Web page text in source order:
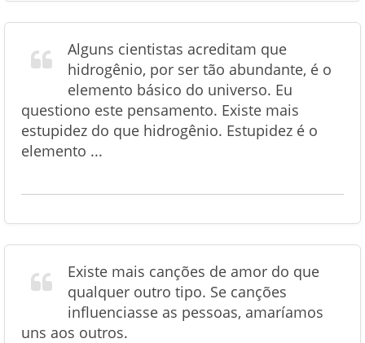
Alguns cientistas acreditam que
hidrogênio, por ser tão abundante, é o
elemento básico do universo. Eu
questiono este pensamento. Existe mais
estupidez do que hidrogênio. Estupidez é o
elemento ...
Existe mais canções de amor do que
qualquer outro tipo. Se canções
influenciasse as pessoas, amaríamos
uns aos outros.